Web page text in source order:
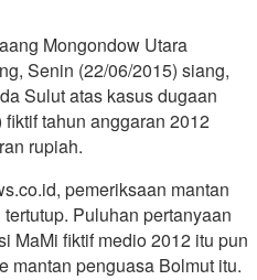
Mongondow Utara
Senin (22/06/2015) siang,
Sulut atas kasus dugaan
tahun anggaran 2012
rupiah.
pemeriksaan mantan
Puluhan pertanyaan
MaMi fiktif medio 2012 itu pun
mantan penguasa Bolmut itu.